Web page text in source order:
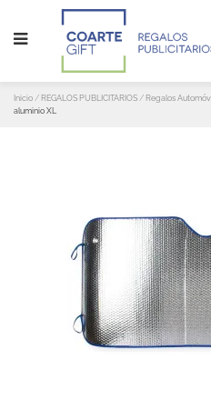
Inicio REGALOS PUBLICITARIOS Regalos
aluminio XL